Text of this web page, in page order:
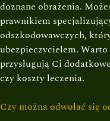
doznane obrażenia.
prawnikiem
odszkodowawczych,
ubezpieczycielem.
przysługują Ci
czy koszty leczenia.
Czy można odwołać się